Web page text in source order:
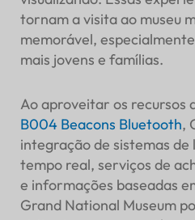
tornam a visita ao museu
memorável,
mais jovens e famílias.
Ao aproveitar os recursos
B004 Beacons Bluetooth,
integração de sistemas de
tempo real, serviços de
e informações baseadas
Grand National Museum